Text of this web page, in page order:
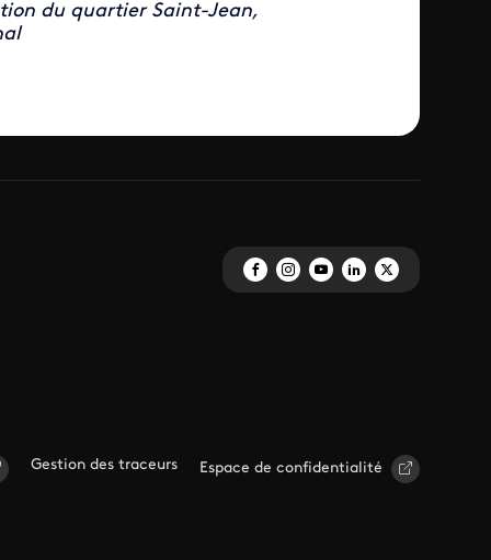
du quartier Saint-Jean,
Gestion des traceurs Espace de confidentialité